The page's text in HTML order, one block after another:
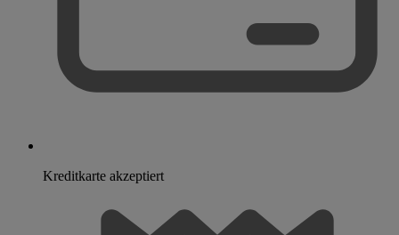
Kreditkarte akzeptiert